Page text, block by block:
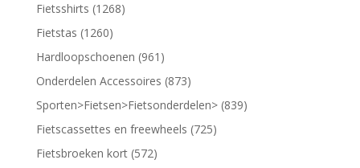
Fietsshirts (1268)
Fietstas (1260)
Hardloopschoenen (961)
Onderdelen Accessoires (873)
Sporten>Fietsen>Fietsonderdelen> (839)
Fietscassettes en freewheels (725)
Fietsbroeken kort (572)